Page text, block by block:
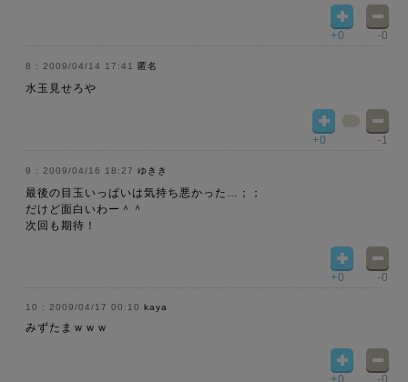
+0 -0
2009/04/14 17:41 匿名
水玉見せろや
+0 -1
2009/04/16 18:27 ゆきき
最後の目玉いっぱいは気持ち悪かった…；；
だけど面白いわー＾＾
次回も期待！
+0 -0
2009/04/17 00:10 kaya
みずたまｗｗｗ
+0 -0